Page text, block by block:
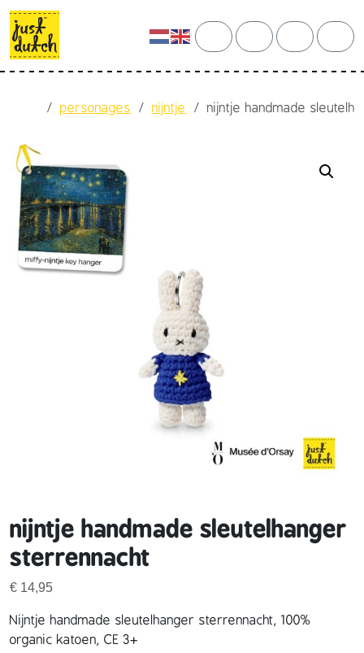
Skip to content
Skip to footer
searchaccountcart
Homepersonages nijntje nijntje handmade
nijntje handmade sleutelhanger
sterrennacht
€ 14,95
Nijntje handmade sleutelhanger sterrennacht, 100%
organic katoen, CE 3+